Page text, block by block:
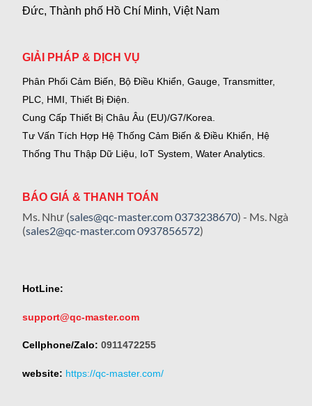
Đức, Thành phố Hồ Chí Minh, Việt Nam
GIẢI PHÁP & DỊCH VỤ
Phân Phối Cảm Biến, Bộ Điều Khiển, Gauge, Transmitter,
PLC, HMI, Thiết Bị Điện.
Cung Cấp Thiết Bị Châu Âu (EU)/G7/Korea.
Tư Vấn Tích Hợp Hệ Thống Cảm Biến & Điều Khiển, Hệ
Thống Thu Thập Dữ Liệu, IoT System, Water Analytics.
BÁO GIÁ & THANH TOÁN
Ms. Như (sales@qc-master.com0373238670) - Ms. Ngà
(sales2@qc-master.com0937856572)
HotLine:
support@qc-master.com
Cellphone/Zalo: 0911472255
website: https://qc-master.com/